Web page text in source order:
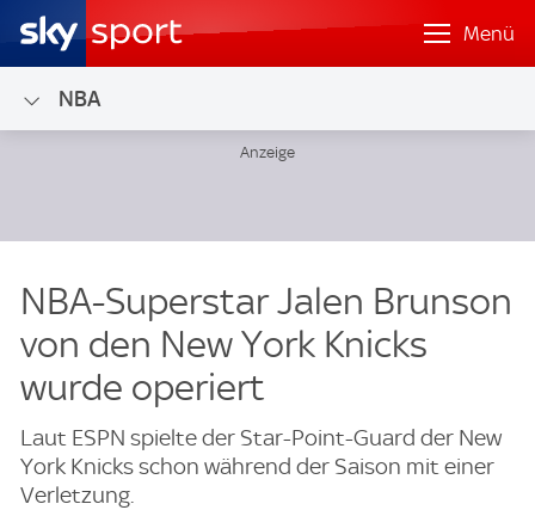
Menü
NBA
NBA-Superstar Jalen Brunson
von den New York Knicks
wurde operiert
Laut ESPN spielte der Star-Point-Guard der New
York Knicks schon während der Saison mit einer
Verletzung.